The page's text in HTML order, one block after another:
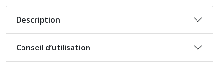
Description
Conseil d’utilisation